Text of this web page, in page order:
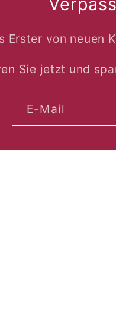
Erster von neuen
Sie jetzt und
E-Mail